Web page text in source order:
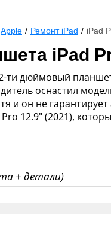
Apple / Ремонт iPad / iPad
iPad
ти дюймовый
оснастил
и он не
12.9" (2021),
+ детали)